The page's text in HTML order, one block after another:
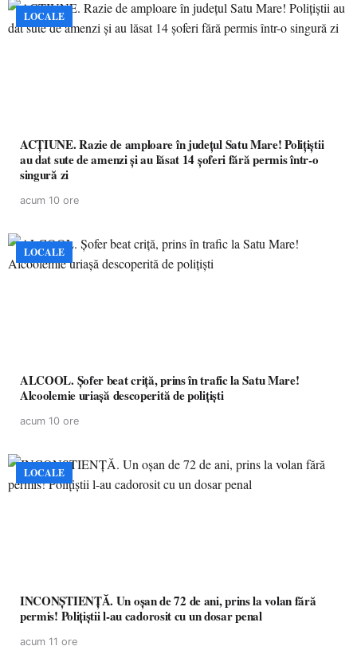
LOCALE
ACȚIUNE. Razie de amploare în județul Satu Mare! Polițiștii
au dat sute de amenzi și au lăsat 14 șoferi fără permis într-o
singură zi
acum 10 ore
LOCALE
ALCOOL. Șofer beat criță, prins în trafic la Satu Mare!
Alcoolemie uriașă descoperită de polițiști
acum 10 ore
LOCALE
INCONȘTIENȚĂ. Un oșan de 72 de ani, prins la volan fără
permis! Polițiștii l-au cadorosit cu un dosar penal
acum 11 ore